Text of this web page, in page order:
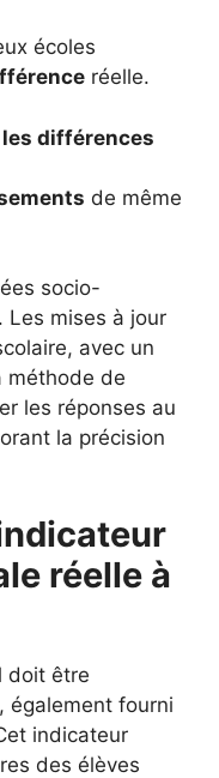
écoles
réelle.
différences
de même
socio-
Les mises à jour
avec un
méthode de
les réponses au
la précision
réelle à
doit être
, également fourni
indicateur
des élèves